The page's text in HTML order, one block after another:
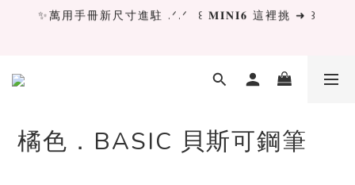
✨萬用手冊新尺寸進駐 .ᐟ.ᐟ  ꒰ 𝐌𝐈𝐍𝐈𝟔 這裡挑 ➜ ꒱
割墊
橘色．BASIC 貝斯可鋼筆